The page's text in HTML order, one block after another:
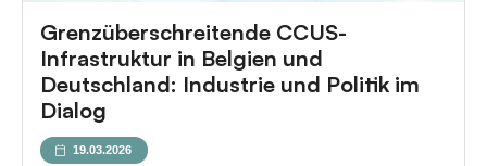
Grenzüberschreitende CCUS-
Infrastruktur in Belgien und
Deutschland: Industrie und Politik im
Dialog
19.03.2026